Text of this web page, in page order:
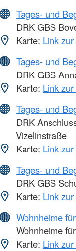
Tages- und
DRK GBS
Karte: Link
Tages- und
DRK GBS
Karte: Link
Tages- und
DRK
Vizelinstraße
Karte: Link
Tages- und
DRK GBS
Karte: Link
Wohnheime
Wohnheime
Karte: Link